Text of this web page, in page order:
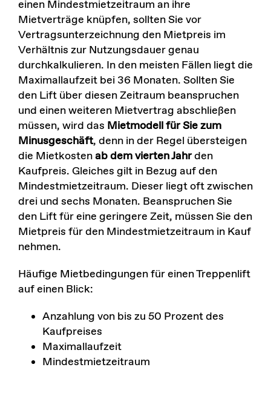
einen Mindestmietzeitraum an ihre
Mietverträge knüpfen, sollten Sie vor
Vertragsunterzeichnung den Mietpreis im
Verhältnis zur Nutzungsdauer genau
durchkalkulieren. In den meisten Fällen liegt die
Maximallaufzeit bei 36 Monaten. Sollten Sie
den Lift über diesen Zeitraum beanspruchen
und einen weiteren Mietvertrag abschließen
müssen, wird das Mietmodell für Sie zum
Minusgeschäft, denn in der Regel übersteigen
die Mietkostenab dem vierten Jahrden
Kaufpreis. Gleiches gilt in Bezug auf den
Mindestmietzeitraum. Dieser liegt oft zwischen
drei und sechs Monaten. Beanspruchen Sie
den Lift für eine geringere Zeit, müssen Sie den
Mietpreis für den Mindestmietzeitraum in Kauf
nehmen.
Häufige Mietbedingungen für einen Treppenlift
auf einen Blick:
Anzahlung von bis zu 50 Prozent des
Kaufpreises
Maximallaufzeit
Mindestmietzeitraum